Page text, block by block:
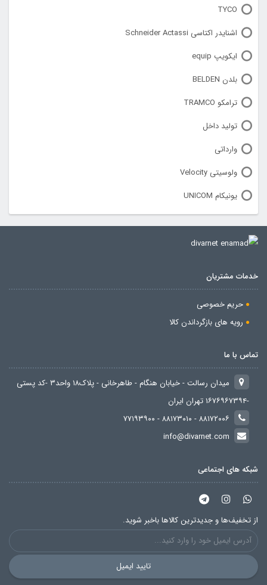
TYCO
اشنایدر اکتاسی Schneider Actassi
ایکویپ equip
بلدن BELDEN
ترامکو TRAMCO
تولید داخل
وارداتی
ولوسیتی Velocity
یونیکام UNICOM
خدمات مشتریان
حریم خصوصی
رویه های بازگرداندن کالا
تماس با ما
میدان رسالت - خیابان هنگام - طاهرخانی - پلاک۱۸ واحد۳ -کد پستی
-۱۶۷۶۹۶۷۳۹۴ تهران ایران
۸۸۱۷۲۰۰۶ - ۸۸۱۷۳۰۱۰ - ۷۷۱۹۳۹۰۰
info@divarnet.com
شبکه های اجتماعی
از تخفیف‌ها و جدیدترین‌ کالاها باخبر شوید.
تایید ایمیل